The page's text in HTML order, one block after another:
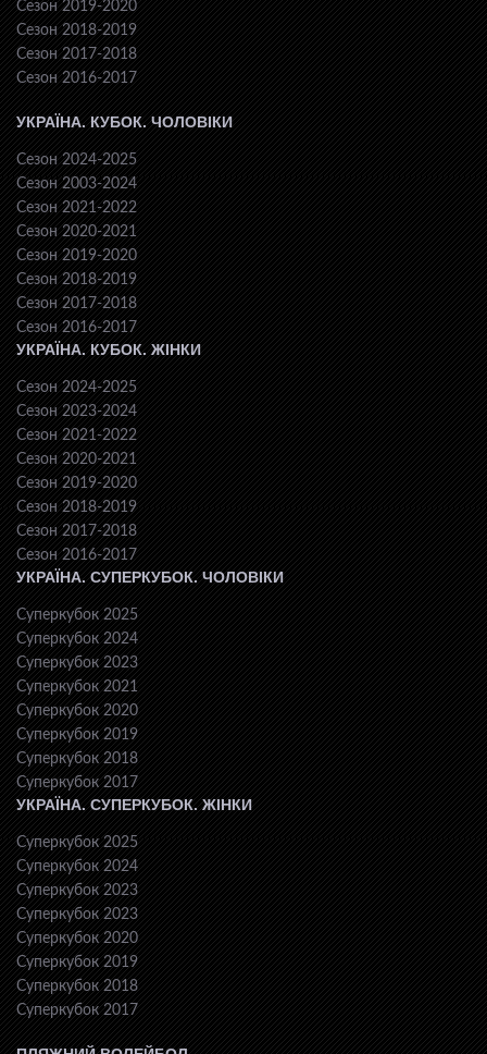
Сезон 2019-2020
Сезон 2018-2019
Сезон 2017-2018
Сезон 2016-2017
УКРАЇНА. КУБОК. ЧОЛОВІКИ
Сезон 2024-2025
Сезон 2003-2024
Сезон 2021-2022
Сезон 2020-2021
Сезон 2019-2020
Сезон 2018-2019
Сезон 2017-2018
Сезон 2016-2017
УКРАЇНА. КУБОК. ЖІНКИ
Сезон 2024-2025
Сезон 2023-2024
Сезон 2021-2022
Сезон 2020-2021
Сезон 2019-2020
Сезон 2018-2019
Сезон 2017-2018
Сезон 2016-2017
УКРАЇНА. СУПЕРКУБОК. ЧОЛОВІКИ
Суперкубок 2025
Суперкубок 2024
Суперкубок 2023
Суперкубок 2021
Суперкубок 2020
Суперкубок 2019
Суперкубок 2018
Суперкубок 2017
УКРАЇНА. СУПЕРКУБОК. ЖІНКИ
Суперкубок 2025
Суперкубок 2024
Суперкубок 2023
Суперкубок 2023
Суперкубок 2020
Суперкубок 2019
Суперкубок 2018
Суперкубок 2017